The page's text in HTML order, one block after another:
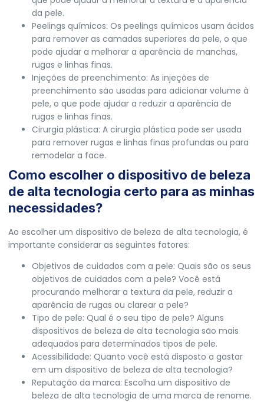
da pele.
Peelings químicos: Os peelings químicos usam ácidos
para remover as camadas superiores da pele, o que
pode ajudar a melhorar a aparência de manchas,
rugas e linhas finas.
Injeções de preenchimento: As injeções de
preenchimento são usadas para adicionar volume à
pele, o que pode ajudar a reduzir a aparência de
rugas e linhas finas.
Cirurgia plástica: A cirurgia plástica pode ser usada
para remover rugas e linhas finas profundas ou para
remodelar a face.
Como escolher o dispositivo de beleza
de alta tecnologia certo para as minhas
necessidades?
Ao escolher um dispositivo de beleza de alta tecnologia, é
importante considerar as seguintes fatores:
Objetivos de cuidados com a pele: Quais são os seus
objetivos de cuidados com a pele? Você está
procurando melhorar a textura da pele, reduzir a
aparência de rugas ou clarear a pele?
Tipo de pele: Qual é o seu tipo de pele? Alguns
dispositivos de beleza de alta tecnologia são mais
adequados para determinados tipos de pele.
Acessibilidade: Quanto você está disposto a gastar
em um dispositivo de beleza de alta tecnologia?
Reputação da marca: Escolha um dispositivo de
beleza de alta tecnologia de uma marca de renome.